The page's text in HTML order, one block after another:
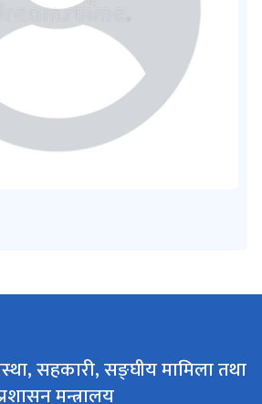
सहकारी, सङ्घीय मामिला तथा
मन्त्रालय